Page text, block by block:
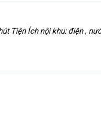
Tiện Ích nội khu: điện ,